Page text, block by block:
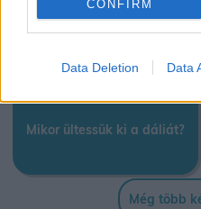
CONFIRM
Data Deletion Data
Mikor lesz húsvéthétfő 2026-
Mikor ültessük ki a dáliát?
Még több